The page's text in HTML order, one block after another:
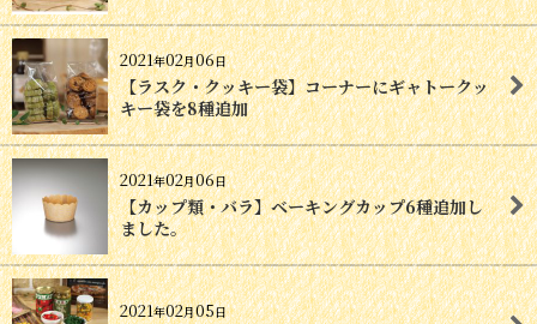
2021年02月06日
【ラスク・クッキー袋】コーナーにギャトークッ
キー袋を8種追加
2021年02月06日
【カップ類・バラ】ベーキングカップ6種追加し
ました。
2021年02月05日